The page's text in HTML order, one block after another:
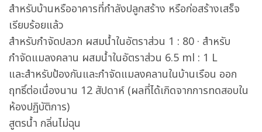
สำหรับบ้านหรืออาคารที่กำลังปลูกสร้าง หรือก่อสร้างเสร็จ
เรียบร้อยแล้ว
สำหรับกำจัดปลวก ผสมน้ำในอัตราส่วน 1 : 80 · สำหรับ
กำจัดแมลงคลาน ผสมน้ำในอัตราส่วน 6.5 ml : 1 L
และสำหรับป้องกันและกำจัดแมลงคลานในบ้านเรือน ออก
ฤทธิ์ต่อเนื่องนาน 12 สัปดาห์ (ผลที่ได้เกิดจากการทดสอบใน
ห้องปฏิบัติการ)
สูตรน้ำ กลิ่นไม่ฉุน